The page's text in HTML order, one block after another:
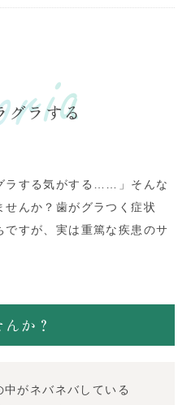
グラする
ラする気がする……」そんな
んか？歯がグラつく症状
すが、実は重篤な疾患のサ
か？
がネバネバしている